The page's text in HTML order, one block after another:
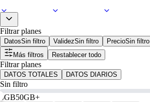
Filtrar planes
DatosSin filtro ValidezSin filtro PrecioSin filtro
Más filtros
Restablecer todo
Filtrar planes
DATOS TOTALES DATOS DIARIOS
Sin filtro
0GB50GB+